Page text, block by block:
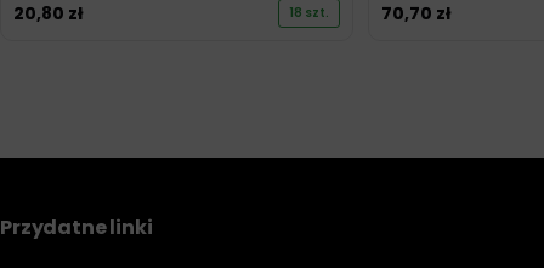
20,80 zł 18 szt. 70,70 zł
Przydatne linki